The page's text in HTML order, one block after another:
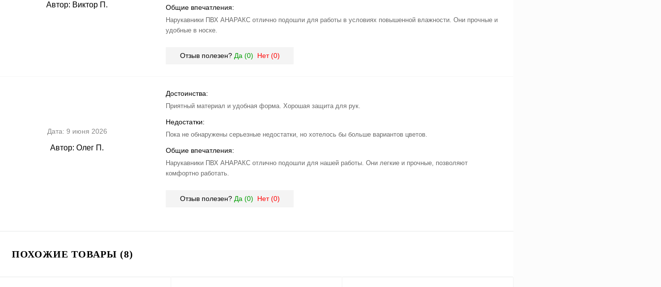
Автор: Виктор П. Общие впечатления:
Нарукавники ПВХ АНАРАКС отлично подошли для работы в условиях повышенной влажности. Они прочные и
удобные в носке.
Отзыв полезен? Да (0) Нет (0)
Дата: 9 июня 2026
Автор: Олег П.
Достоинства:
Приятный материал и удобная форма. Хорошая защита для рук.
Недостатки:
Пока не обнаружены серьезные недостатки, но хотелось бы больше вариантов цветов.
Общие впечатления:
Нарукавники ПВХ АНАРАКС отлично подошли для нашей работы. Они легкие и прочные, позволяют
комфортно работать.
Отзыв полезен? Да (0) Нет (0)
ПОХОЖИЕ ТОВАРЫ (8)